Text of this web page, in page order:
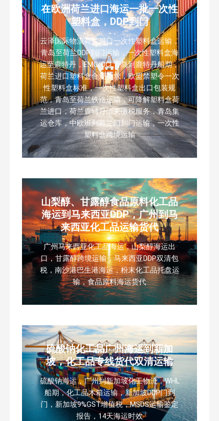
在欧洲荷兰进口海运一批一次性
塑料盒，DDP到门
云泽国际物流荷兰进口一次性塑料盒运输，
青岛至荷兰DDP到门运输，一次性塑料盒海
运至鹿特丹，EMC/OCL青岛到鹿特丹船期，
荷兰进口塑料盒合规要求，欧盟禁塑令一次
性塑料盒标准，一次性塑料盒出口包装规
范，青岛至荷兰铁路运输，可降解塑料盒荷
兰进口，荷兰鹿特丹清关缴税服务，青岛集
运仓库，中欧班列荷兰门到门运输，一次性
塑料盒跨境运输
山梨醇、甘露醇食品原料化工品
海运到马来西亚DDP，广州到马
来西亚化工品运输货代
广州马来西亚化工品海运，山梨醇海运出
口，甘露醇跨境运输，马来西亚DDP双清包
税，南沙港巴生港海运，粉末化工品托盘运
输，食品原料海运货代
硫酸钠化工品广州海运到新加
坡，化工品专线货代双清运输
硫酸钠海运，广州到新加坡化工物流，WHL
船期，化工品木箱运输，新加坡DDP门到
门，新加坡9%GST增值税，MSDS运输鉴定
报告，14天海运时效